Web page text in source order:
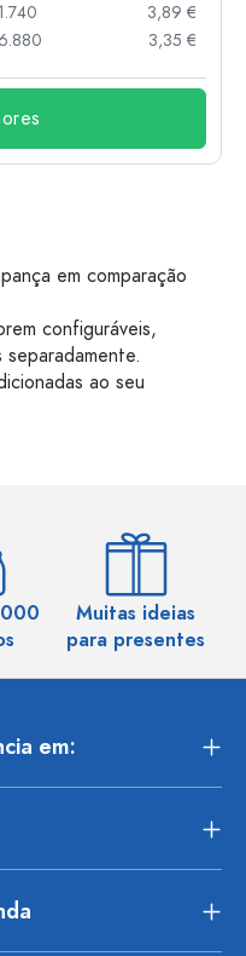
1.740
3,89 €
6.880
3,35 €
em comparação
configuráveis,
ao seu
Muitas ideias
para presentes
em: